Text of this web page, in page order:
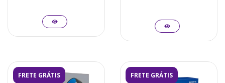
FRETE GRÁTIS FRETE GRÁTIS